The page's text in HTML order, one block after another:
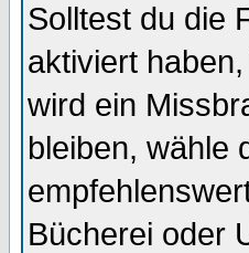
Solltest du die
aktiviert
wird ein
bleiben, wähle
Bücherei oder